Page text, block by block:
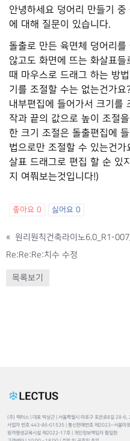
안녕하세요 덩어리 만들기
에 대해 질문이 있습니다.
돌출로 만든 육면체 덩어리를
않고도 화면에 뜨는 화살표들
때 마우스로 드래그 하는 방
기를 조절할 수는 없는건가요
내부편집에 들어가서 크기를
작과 끝의 값으로 높이 조절
한 크기 조절은 돌출편집에
법으로만 조절할 수 있는건
살표 드래그로 편집 할 순 있
지 여쭤보는것입니다!)
좋아요 0 싫어요 0
«
Re:Re:Re:치수 수정
목록보기